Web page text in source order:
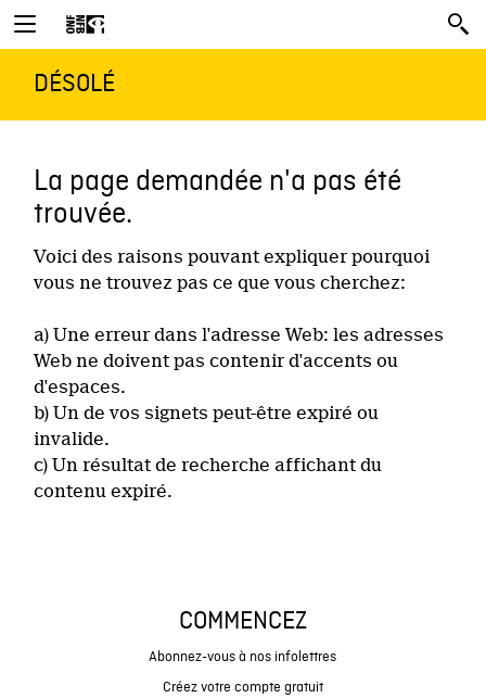
DÉSOLÉ
La page demandée n'a pas été
trouvée.
Voici des raisons pouvant expliquer pourquoi
vous ne trouvez pas ce que vous cherchez:
a) Une erreur dans l'adresse Web: les adresses
Web ne doivent pas contenir d'accents ou
d'espaces.
b) Un de vos signets peut-être expiré ou
invalide.
c) Un résultat de recherche affichant du
contenu expiré.
COMMENCEZ
Abonnez-vous à nos infolettres
Créez votre compte gratuit